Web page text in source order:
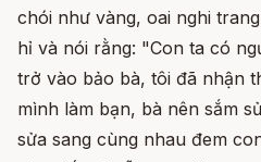
chói như vàng, oai nghi
hỉ và nói rằng: "Con ta có
trở vào bảo bà, tôi đã nhận
mình làm bạn, bà nên sắm
sửa sang cùng nhau đem